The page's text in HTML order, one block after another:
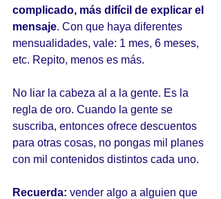
complicado, más difícil de explicar el
mensaje. Con que haya diferentes
mensualidades, vale: 1 mes, 6 meses,
etc. Repito, menos es más.
No liar la cabeza al a la gente. Es la
regla de oro. Cuando la gente se
suscriba, entonces ofrece descuentos
para otras cosas, no pongas mil planes
con mil contenidos distintos cada uno.
Recuerda: vender algo a alguien que